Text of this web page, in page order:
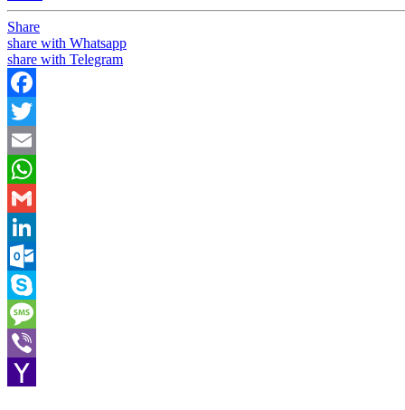
Share
share with Whatsapp
share with Telegram
Facebook
Twitter
Email
WhatsApp
Gmail
LinkedIn
Outlook.com
Skype
Message
Viber